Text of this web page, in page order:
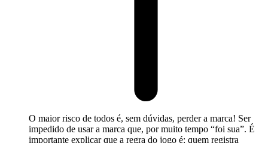
O maior risco de todos é, sem dúvidas, perder a marca! Ser
impedido de usar a marca que, por muito tempo “foi sua”. É
importante explicar que a regra do jogo é: quem registra